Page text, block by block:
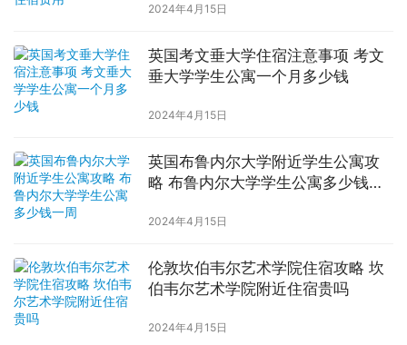
2024年4月15日
英国考文垂大学住宿注意事项 考文
垂大学学生公寓一个月多少钱
2024年4月15日
英国布鲁内尔大学附近学生公寓攻
略 布鲁内尔大学学生公寓多少钱一
2024年4月15日
伦敦坎伯韦尔艺术学院住宿攻略 坎
伯韦尔艺术学院附近住宿贵吗
2024年4月15日